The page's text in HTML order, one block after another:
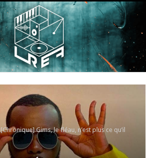
[Chronique] Gims, le fléau, n’est plus ce qu’il